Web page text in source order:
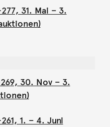
31. Mai – 3.
30. Nov – 3.
1. – 4. Juni